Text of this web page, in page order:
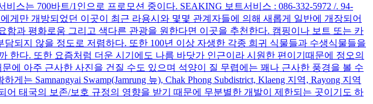
스는 700바트/1인으로 프로모션 중이다. SEAKING 보트서비스 : 086-332-5972 /. 94-
게만 개방되었던 이곳이 최근 라용시와 몇몇 관계자들에 의해 새롭게 일반에 개장되어
과 평화로움 그리고 색다른 관광을 원한다면 이곳을 추천한다. 캠핑이나 보트 또는 카
되지 않을 정도로 저렴하다. 또한 100년 이상 자생한 각종 희귀 식물들과 수생식물들을
다. 또한 요즘처럼 더운 시기에도 나름 바닷가 인근이라 시원한 편이기때문에 정오의
에 아주 근사한 사진을 건질 수도 있으며 석양이 질 무렵에는 꽤나 근사한 풍경을 볼 수
Samnangyai Swamp(Jamrung 늪), Chak Phong Subdistrict, Klaeng 지역, Rayong 지역
태국의 보존/보호 규정의 영향을 받기 때문에 무분별한 개발이 제한되는 곳이기도 하